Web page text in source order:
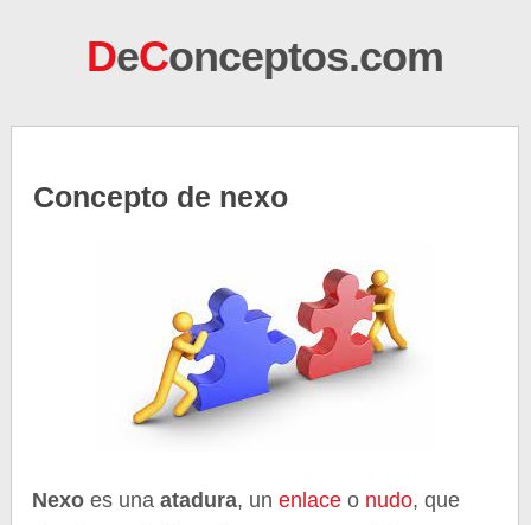
DeConceptos.com
Concepto de nexo
Nexo es una atadura, unenlace o nudo, que